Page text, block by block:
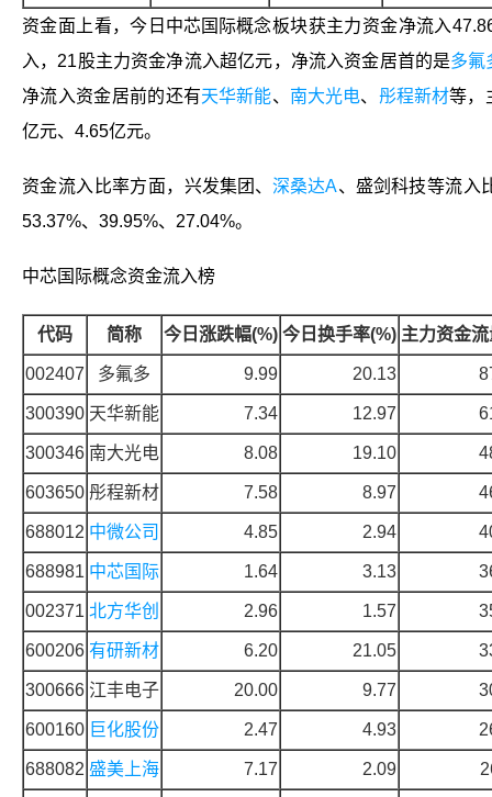
资金面上看，今日 中芯国际概念板块获主力资金净流入
入，21股主力资金净流入超亿元，净流入资金居首的是多氟
净流入资金居前的还有天华新能、 南大光电、 彤程新材等，
亿元、4.65亿元。
资金流入比率方面， 兴发集团 、深桑达A、盛剑科技等流入
53.37%、39.95%、27.04%。
中芯国际概念资金流入榜
代码 简称 今日涨跌幅(%) 今日换手率(%) 主力资金
002407 多氟多 9.99 20.13
300390 天华新能 7.34 12.97
300346 南大光电 8.08 19.10
603650 彤程新材 7.58 8.97
688012 中微公司 4.85 2.94
688981 中芯国际 1.64 3.13
002371 北方华创 2.96 1.57
600206 有研新材 6.20 21.05
300666 江丰电子 20.00 9.77
600160 巨化股份 2.47 4.93
688082 盛美上海 7.17 2.09